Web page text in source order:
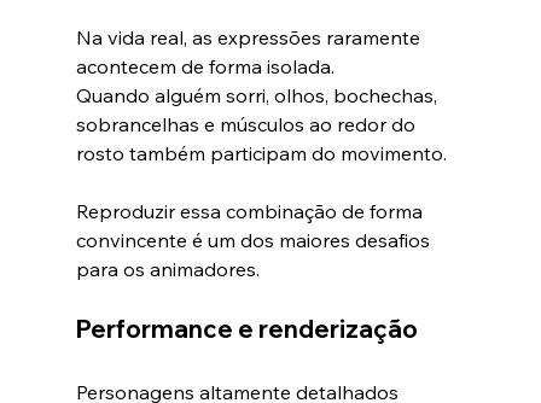
Na vida real, as expressões raramente
acontecem de forma isolada.
Quando alguém sorri, olhos, bochechas,
sobrancelhas e músculos ao redor do
rosto também participam do movimento.
Reproduzir essa combinação de forma
convincente é um dos maiores desafios
para os animadores.
Performance e renderização
Personagens altamente detalhados